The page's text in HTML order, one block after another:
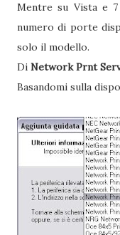
Mentre su Vista e
numero di porte
solo il modello.
Di Network Prnt
Basandomi sulla